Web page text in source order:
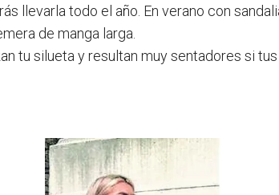
llevarla todo el año. En verano con
de manga larga.
tu silueta y resultan muy sentadores si